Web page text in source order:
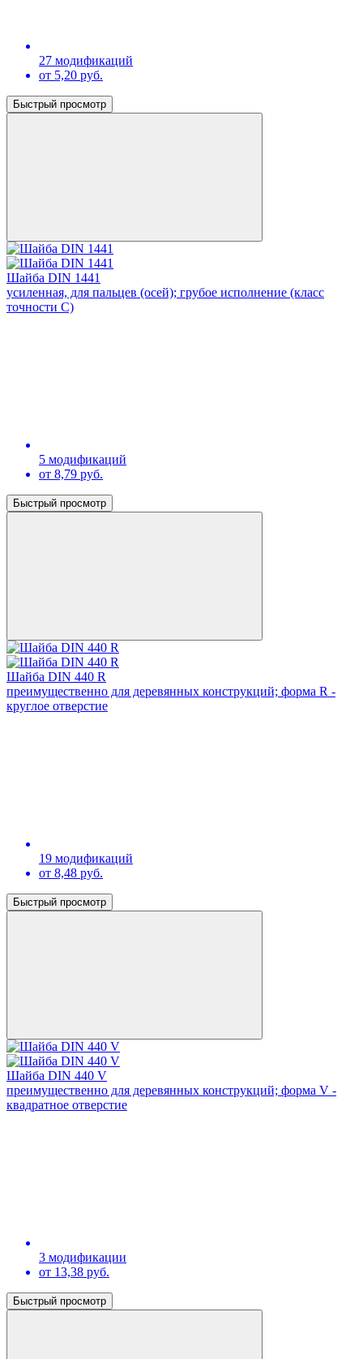
27 модификаций
от 5,20 руб.
Быстрый просмотр
Шайба DIN 1441
усиленная, для пальцев (осей); грубое исполнение (класс
точности С)
5 модификаций
от 8,79 руб.
Быстрый просмотр
Шайба DIN 440 R
преимущественно для деревянных конструкций; форма R -
круглое отверстие
19 модификаций
от 8,48 руб.
Быстрый просмотр
Шайба DIN 440 V
преимущественно для деревянных конструкций; форма V -
квадратное отверстие
3 модификации
от 13,38 руб.
Быстрый просмотр